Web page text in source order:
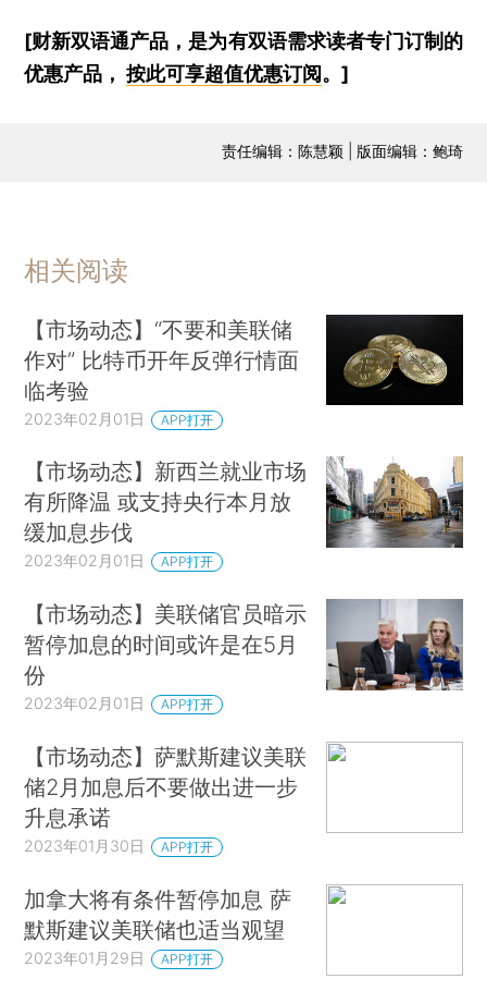
[财新双语通产品，是为有双语需求读者专门订制的
优惠产品，按此可享超值优惠订阅 。]
责任编辑：陈慧颖 | 版面编辑：鲍琦
相关阅读
【市场动态】“不要和美联储
作对” 比特币开年反弹行情面
临考验
2023年02月01日 APP打开
【市场动态】新西兰就业市场
有所降温 或支持央行本月放
缓加息步伐
2023年02月01日 APP打开
【市场动态】美联储官员暗示
暂停加息的时间或许是在5月
份
2023年02月01日 APP打开
【市场动态】萨默斯建议美联
储2月加息后不要做出进一步
升息承诺
2023年01月30日 APP打开
加拿大将有条件暂停加息 萨
默斯建议美联储也适当观望
2023年01月29日 APP打开